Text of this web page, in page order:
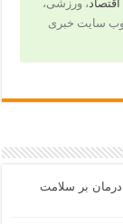
اقتصاد، ورزشی،
وب سایت خبری
درمان بر سلامت